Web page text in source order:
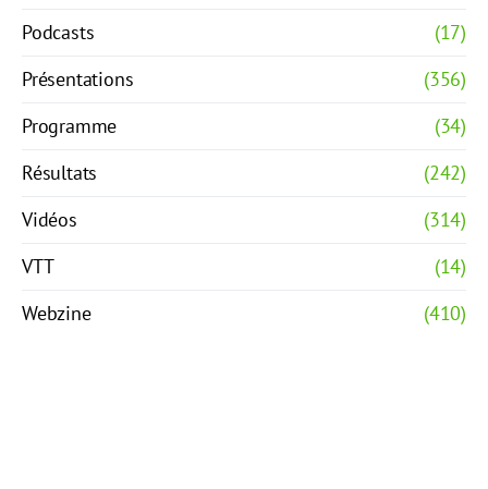
Podcasts
(17)
Présentations
(356)
Programme
(34)
Résultats
(242)
Vidéos
(314)
VTT
(14)
Webzine
(410)